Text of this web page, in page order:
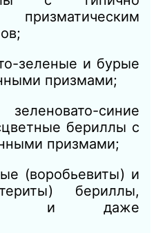
зеленые и бурые
призмами;
синие
бериллы с
призмами;
(воробьевиты) и
бериллы,
и даже